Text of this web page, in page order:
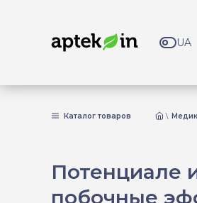
Каталог товаров
Потенциале
побочные
UA